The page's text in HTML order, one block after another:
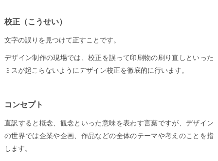
校正（こうせい）
文字の誤りを見つけて正すことです。
デザイン制作の現場では、校正を誤って印刷物の刷り直しといった
ミスが起こらないようにデザイン校正を徹底的に行います。
コンセプト
直訳すると概念、観念といった意味を表わす言葉ですが、デザイン
の世界では企業や企画、作品などの全体のテーマや考えのことを指
します。